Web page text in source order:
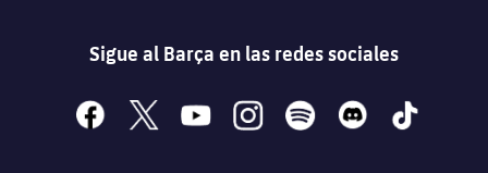
Sigue al Barça en las redes sociales
facebook
x youtubeinstagramspotify discord tiktok